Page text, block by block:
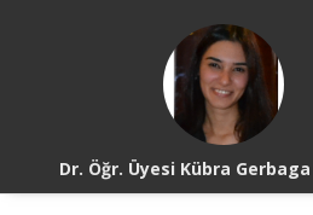
Dr. Öğr. Üyesi Kübra